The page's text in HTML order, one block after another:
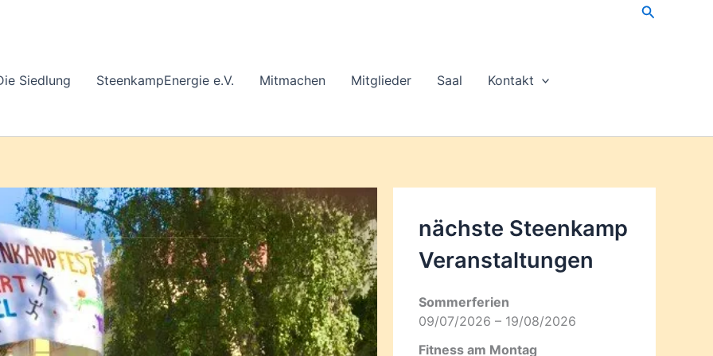
Suchen
Siedlung SteenkampEnergie e.V. Mitmachen Mitglieder Saal Kontakt
nächste Steenkamp
Veran­staltungen
Sommerferien
09/07/2026 – 19/08/2026
Fitness am Montag